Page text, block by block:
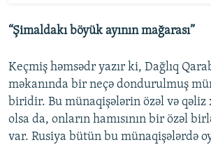
“Şimaldakı böyük ayının mağarası”
Keçmiş həmsədr yazır ki, Dağlıq
məkanında bir neçə dondurulmuş
biridir. Bu münaqişələrin özəl və
olsa da, onların hamısının bir özəl
var. Rusiya bütün bu münaqişələrdə